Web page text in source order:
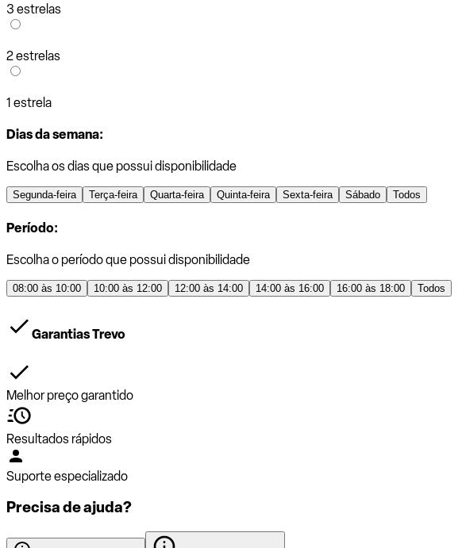
3 estrelas
2 estrelas
1 estrela
Dias da semana:
Escolha os dias que possui disponibilidade
Segunda-feira Terça-feira Quarta-feira Quinta-feira Sexta-feira Sábado Todos
Período:
Escolha o período que possui disponibilidade
08:00 às 10:00 10:00 às 12:00 12:00 às 14:00 14:00 às 16:00 16:00 às 18:00 Todos
Garantias Trevo
Melhor preço garantido
Resultados rápidos
Suporte especializado
Precisa de ajuda?